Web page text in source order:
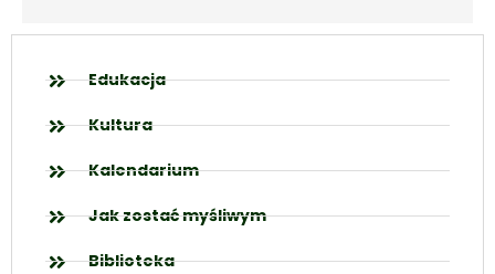
Edukacja
Kultura
Kalendarium
Jak zostać myśliwym
Biblioteka